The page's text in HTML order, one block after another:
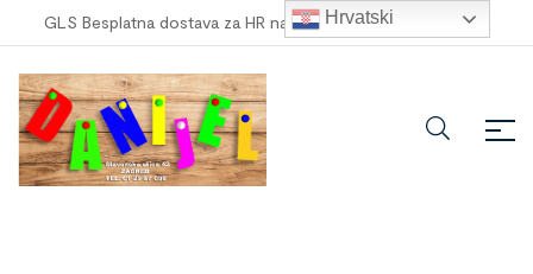
GLS Besplatna dostava za HR narudžbe veće od 100,00 €
Hrvatski